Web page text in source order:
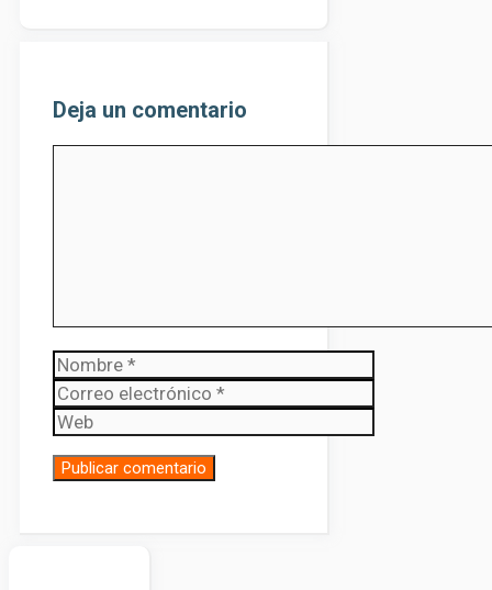
Deja un comentario
Nombre
Correo
electrónico
Web